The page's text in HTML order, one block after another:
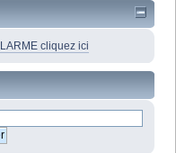
cliquez ici